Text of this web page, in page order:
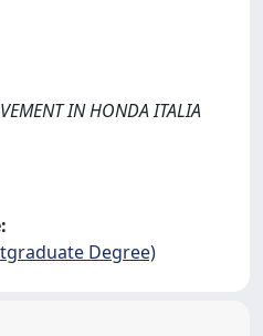
IN HONDA ITALIA
Degree)